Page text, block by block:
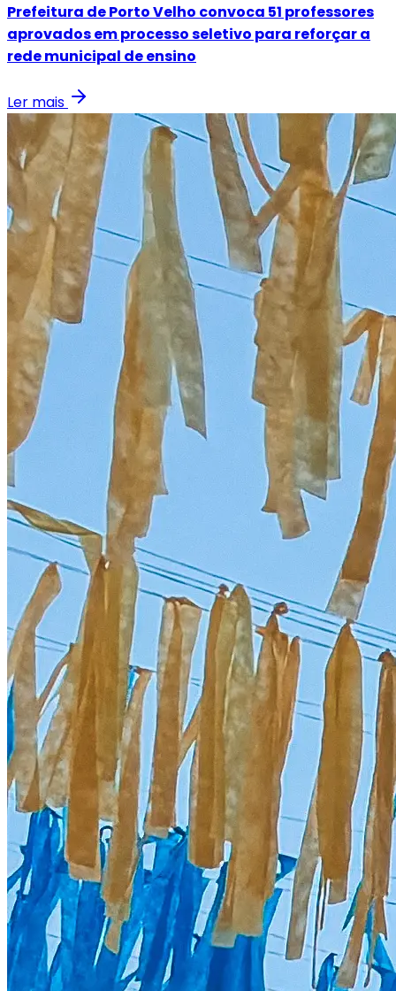
Prefeitura de Porto Velho convoca 51 professores
aprovados em processo seletivo para reforçar a
rede municipal de ensino
Ler mais